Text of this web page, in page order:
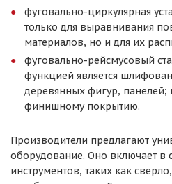
фуговально-циркулярная
только для выравнивания
материалов, но и для их
фуговально-рейсмусовый
функцией является
деревянных фигур, панелей;
финишному покрытию.
Производители предлагают
оборудование. Оно включает в
инструментов, таких как